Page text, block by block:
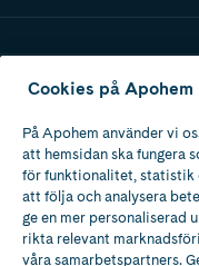
Ladda ner vår app
Apotek med tillstånd
av Läkemedelsverket
Cookies på Apohem
På Apohem använder vi
att hemsidan ska fungera
för funktionalitet, statistik
att följa och analysera
ge en mer personaliserad
rikta relevant
våra samarbetspartners.